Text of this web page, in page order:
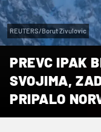
REUTERS/Borut Zivulovic
PREVC IPAK
SVOJIMA,
PRIPALO